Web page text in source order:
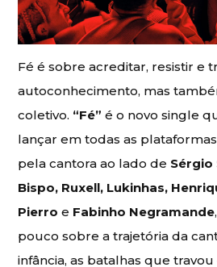
Fé é sobre acreditar, resistir e
autoconhecimento, mas
coletivo. “Fé” é o novo single
lançar em todas as
pela cantora ao lado de Sérgio
Bispo, Ruxell, Lukinhas,
Pierroe Fabinho Negramande
pouco sobre a trajetória da
infância, as batalhas que